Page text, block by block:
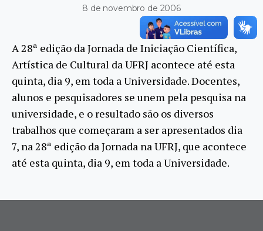
8 de novembro de 2006
A 28ª edição da Jornada de Iniciação Científica,
Artística de Cultural da UFRJ acontece até esta
quinta, dia 9, em toda a Universidade. Docentes,
alunos e pesquisadores se unem pela pesquisa na
universidade, e o resultado são os diversos
trabalhos que começaram a ser apresentados dia
7, na 28ª edição da Jornada na UFRJ, que acontece
até esta quinta, dia 9, em toda a Universidade.